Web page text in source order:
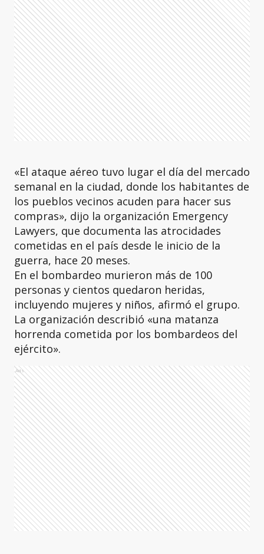
«El ataque aéreo tuvo lugar el día del mercado
semanal en la ciudad, donde los habitantes de
los pueblos vecinos acuden para hacer sus
compras», dijo la organización Emergency
Lawyers, que documenta las atrocidades
cometidas en el país desde le inicio de la
guerra, hace 20 meses.
En el bombardeo murieron más de 100
personas y cientos quedaron heridas,
incluyendo mujeres y niños, afirmó el grupo.
La organización describió «una matanza
horrenda cometida por los bombardeos del
ejército».
Ads